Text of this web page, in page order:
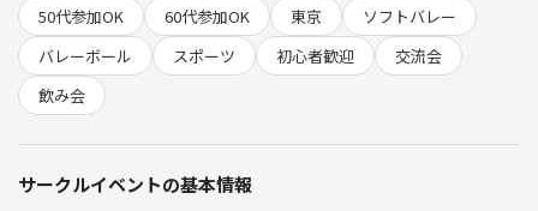
す。
★★★★★★★★★★★★
《日時》
1/18(日) 16:00〜18:00
バレー後に飲み会あり！
50代参加OK
60代参加OK 東京
ソフトバレー
バレーボール
スポーツ 初心者歓迎
交流会
飲み会
サークルイベントの基本情報